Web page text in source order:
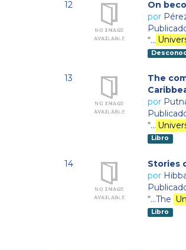
12
On
por
“…
13
The
por
“…
Libro
14
Stories
por
“…The
Libro